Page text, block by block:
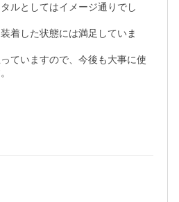
ルとしてはイメージ通りでし
着した状態には満足していま
ていますので、今後も大事に使